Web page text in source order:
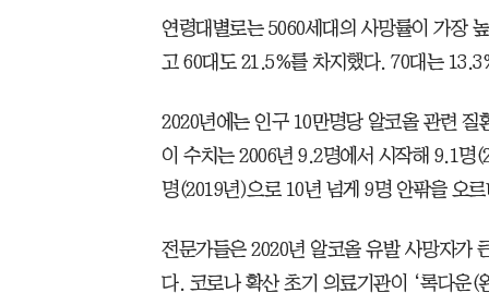
연령대별로는 5060세대의 사망률이 가장
고 60대도 21.5%를 차지했다. 70대는
2020년에는 인구 10만명당 알코올 관련
이 수치는 2006년 9.2명에서 시작해 9.1
명(2019년)으로 10년 넘게 9명 안팎을 오
전문가들은 2020년 알코올 유발 사망자가
다. 코로나 확산 초기 의료기관이 ‘록다운(